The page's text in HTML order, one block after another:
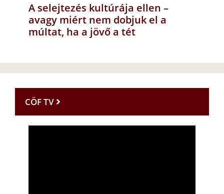
A selejtezés kultúrája ellen –
avagy miért nem dobjuk el a
múltat, ha a jövő a tét
CÖF TV